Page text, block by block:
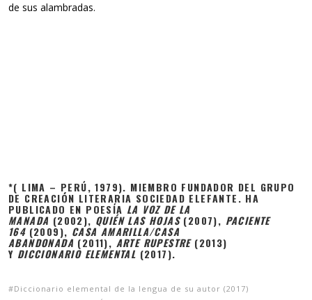
de sus alambradas.
*( LIMA – PERÚ, 1979). MIEMBRO FUNDADOR DEL GRUPO
DE CREACIÓN LITERARIA SOCIEDAD ELEFANTE. HA
PUBLICADO EN POESÍA LA VOZ DE LA
MANADA (2002), QUIÉN LAS HOJAS (2007), PACIENTE
164(2009), CASA AMARILLA/CASA
ABANDONADA (2011), ARTE RUPESTRE(2013)
Y DICCIONARIO ELEMENTAL (2017).
Diccionario elemental de la lengua de su autor (2017)